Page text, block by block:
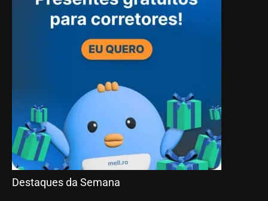
Destaques da Semana